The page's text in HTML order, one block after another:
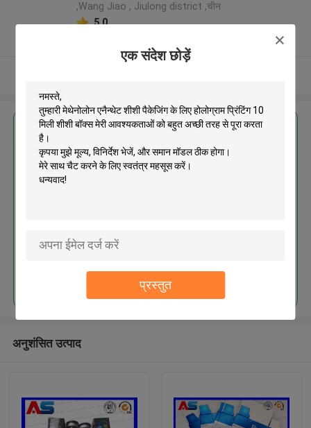
एक संदेश छोड़ें
प्रस्तुत
,Wang Jiao , Jiulong district ,चीन
5.0
सबसे उत्तम प्रतिदान प्राप्त करें
मेथेनोलोन एनैन्थेट शीशी पैकेजिंग के लिए
जारी रखें
अनुशंसित उत्पाद